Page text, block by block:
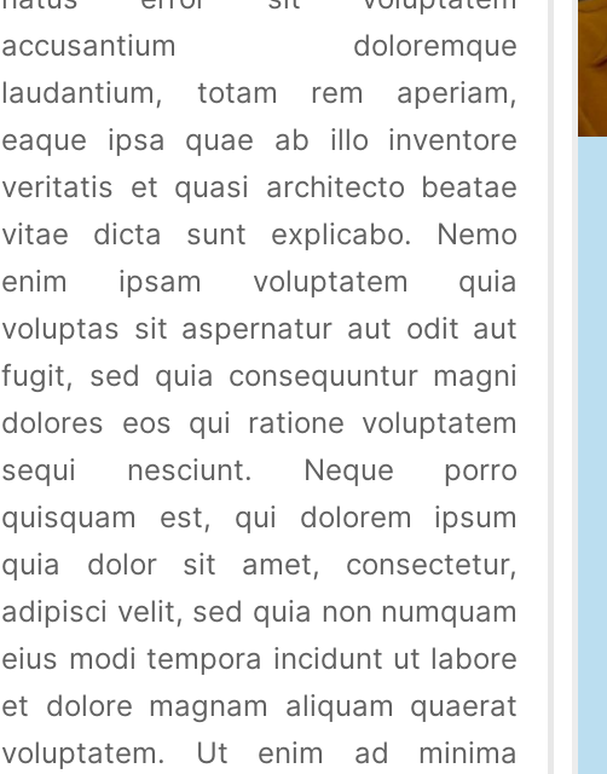
accusantium doloremque
laudantium, totam rem aperiam,
eaque ipsa quae ab illo inventore
veritatis et quasi architecto beatae
vitae dicta sunt explicabo. Nemo
enim ipsam voluptatem quia
voluptas sit aspernatur aut odit aut
fugit, sed quia consequuntur magni
dolores eos qui ratione voluptatem
sequi nesciunt. Neque porro
quisquam est, qui dolorem ipsum
quia dolor sit amet, consectetur,
adipisci velit, sed quia non numquam
eius modi tempora incidunt ut labore
et dolore magnam aliquam quaerat
voluptatem. Ut enim ad minima